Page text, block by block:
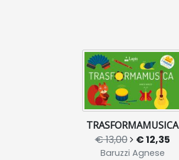
TRASFORMAMUSICA
€ 13,00 € 12,35
Baruzzi Agnese